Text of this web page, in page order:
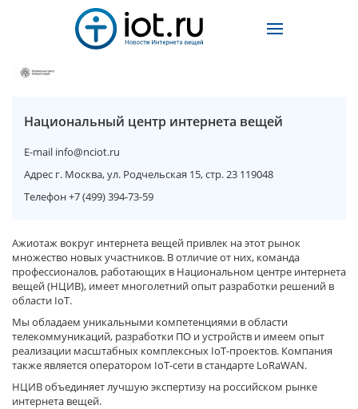
Национальный центр интернета вещей
E-mail info@nciot.ru
Адрес г. Москва, ул. Родчельская 15, стр. 23 119048
Телефон+7 (499) 394-73-59
Ажиотаж вокруг интернета вещей привлек на этот рынок
множество новых участников. В отличие от них, команда
профессионалов, работающих в Национальном центре интернета
вещей (НЦИВ), имеет многолетний опыт разработки решений в
области IoT.
Мы обладаем уникальными компетенциями в области
телекоммуникаций, разработки ПО и устройств и имеем опыт
реализации масштабных комплексных IoT-проектов. Компания
также является оператором IoT-сети в стандарте LoRaWAN.
НЦИВ объединяет лучшую экспертизу на российском рынке
интернета вещей.